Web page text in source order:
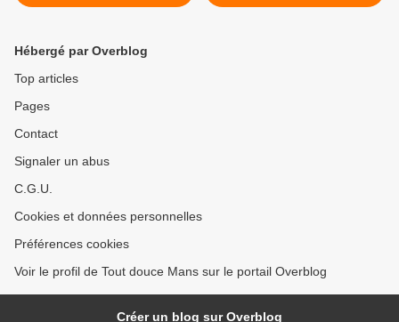
Hébergé par Overblog
Top articles
Pages
Contact
Signaler un abus
C.G.U.
Cookies et données personnelles
Préférences cookies
Voir le profil de Tout douce Mans sur le portail Overblog
Créer un blog sur Overblog